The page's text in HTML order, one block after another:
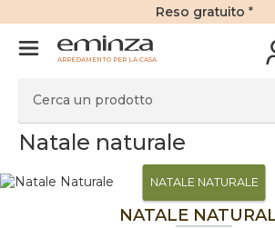
Reso gratuito *
ARREDAMENTO PER LA CASA
Natale naturale
NATALE NATURALE
NATALE